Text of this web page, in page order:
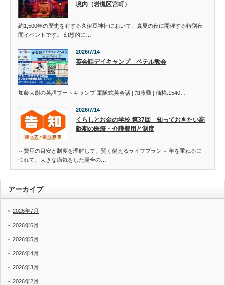
境内（岩槻区宮町）
約1,500年の歴史を有する久伊豆神社において、真夏の夜に開催する特別夜
間イベントです。 幻想的に…
2026/7/14
英会話デイキャンプ ベテル教会
加藤大尉の英語ブートキャンプ 軍隊式英会話 [ 加藤喬 ] 価格:1540…
2026/7/14
くらしとお金の学校 第37回 知っておきたい高
齢期の医療・介護費用と制度
～費用の目安と制度を理解して、賢く備えるライフプラン～ 年を重ねるに
つれて、大きな病気をした場合の…
アーカイブ
2026年7月
2026年6月
2026年5月
2026年4月
2026年3月
2026年2月